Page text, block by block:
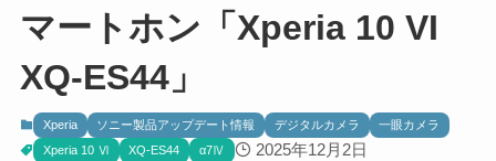
マートホン「Xperia 10 VI
XQ-ES44」
Xperia ソニー製品アップデート情報 デジタルカメラ
一眼カメラ
Xperia 10 Ⅵ
XQ-ES44 α7Ⅳ 2025年12月2日